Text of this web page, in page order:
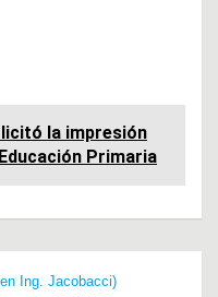
licitó la impresión
Primaria